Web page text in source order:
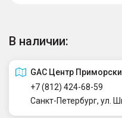
В наличии:
GAC Центр
+7 (812) 424-68-59
Санкт-Петербург, ул.